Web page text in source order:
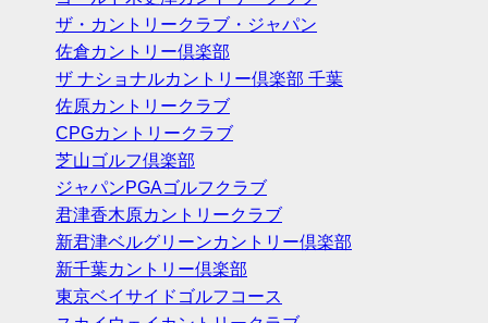
ザ・カントリークラブ・ジャパン
佐倉カントリー倶楽部
ザ ナショナルカントリー倶楽部 千葉
佐原カントリークラブ
CPGカントリークラブ
芝山ゴルフ倶楽部
ジャパンPGAゴルフクラブ
君津香木原カントリークラブ
新君津ベルグリーンカントリー倶楽部
新千葉カントリー倶楽部
東京ベイサイドゴルフコース